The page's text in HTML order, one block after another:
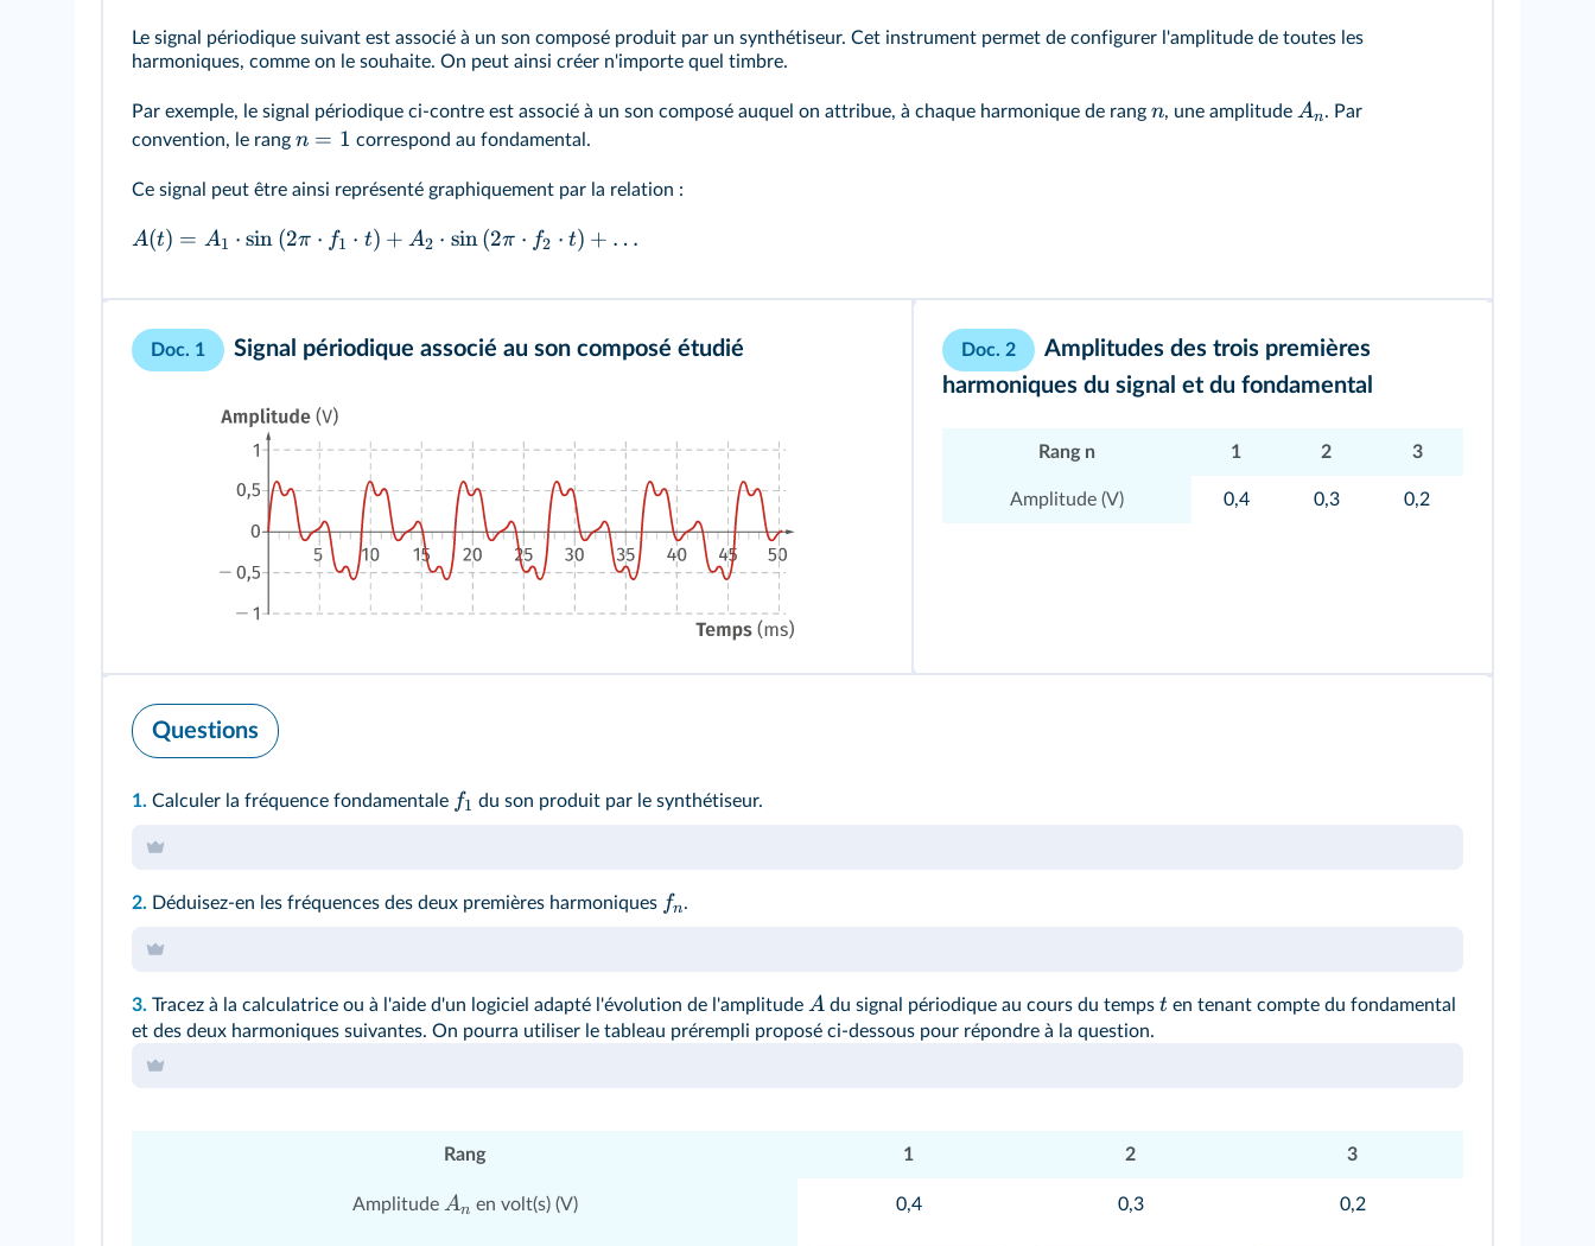
Le signal périodique suivant est associé à un son composé produit par un synthétiseur. Cet instrument permet de configurer l'amplitude de toutes les
harmoniques, comme on le souhaite. On peut ainsi créer n'importe quel timbre.
Par exemple, le signal périodique ci-contre est associé à un son composé auquel on attribue, à chaque harmonique de rang n, une amplitude An. Par
convention, le rang n = 1 correspond au fondamental.
Ce signal peut être ainsi représenté graphiquement par la relation :
A(t) = A1 ⋅ sin (2π ⋅ f1 ⋅ t) + A2 ⋅ sin(2π ⋅ f2 ⋅ t) + …
Doc. 1 Signal périodique associé au son composé étudié Doc. 2
Amplitudes des trois premières
harmoniques du signal et du fondamental
Rang n 1 2 3
Amplitude (V) 0,4 0,3 0,2
Questions
1. Calculer la fréquence fondamentale f1 du son produit par le synthétiseur.
2. Déduisez-en les fréquences des deux premières harmoniques fn.
3. Tracez à la calculatrice ou à l'aide d'un logiciel adapté l'évolution de l'amplitude A du signal périodique au cours du temps t en tenant compte du fondamental
et des deux harmoniques suivantes. On pourra utiliser le tableau prérempli proposé ci-dessous pour répondre à la question.
Rang 1 2 3
Amplitude An en volt(s) (V) 0,4 0,3 0,2